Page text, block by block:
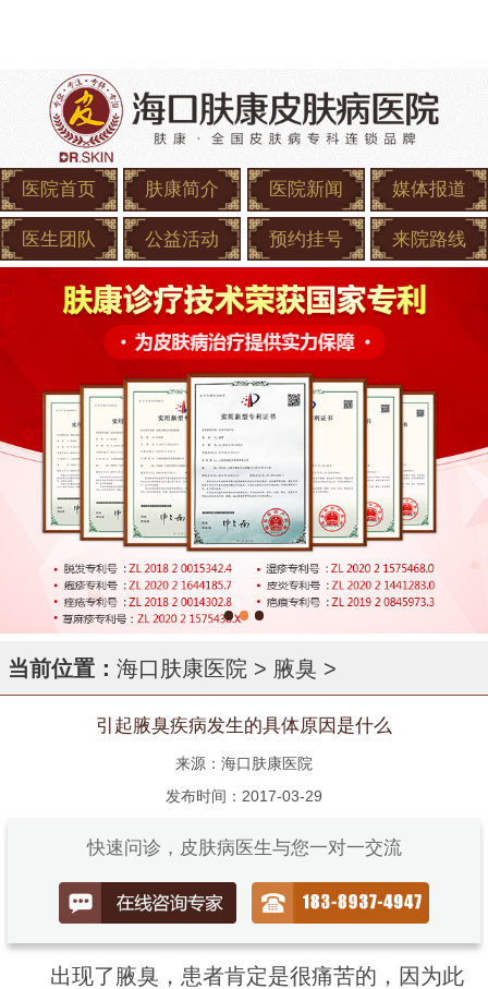
医院首页 肤康简介 医院新闻 媒体报道
医生团队 公益活动 预约挂号 来院路线
当前位置： 海口肤康医院 > 腋臭 >
引起腋臭疾病发生的具体原因是什么
来源：海口肤康医院
发布时间：2017-03-29
快速问诊，皮肤病医生与您一对一交流
出现了腋臭，患者肯定是很痛苦的，因为此